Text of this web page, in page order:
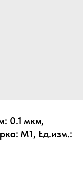
0.1 мкм,
М1, Ед.изм.: